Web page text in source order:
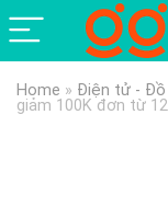
Home » Điện tử - Đồ
giảm 100K đơn từ